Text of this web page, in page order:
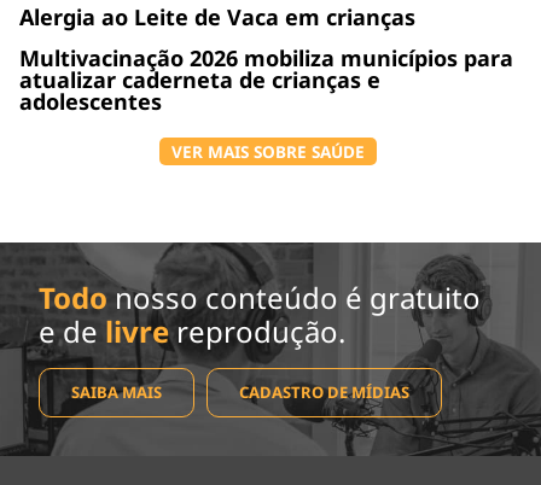
Alergia ao Leite de Vaca em crianças
Multivacinação 2026 mobiliza municípios para
atualizar caderneta de crianças e
adolescentes
VER MAIS SOBRE SAÚDE
Todo nosso conteúdo é gratuito
e de livrereprodução.
SAIBA MAIS CADASTRO DE MÍDIAS